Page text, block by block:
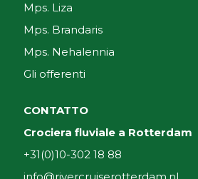
Mps. Liza
Mps. Brandaris
Mps. Nehalennia
Gli offerenti
CONTATTO
Crociera fluviale a Rotterdam
+31(0)10-302 18 88